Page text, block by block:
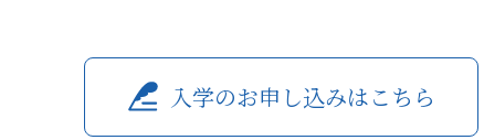
入学のお申し込みはこちら